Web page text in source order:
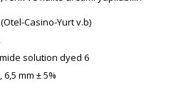
(Otel-Casino-Yurt v.b)
solution dyed 6
mm ± 5%